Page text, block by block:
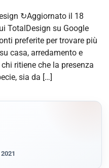
↻Aggiornato il 18
TotalDesign su Google
preferite per trovare più
casa, arredamento e
ritiene che la presenza
sia da […]